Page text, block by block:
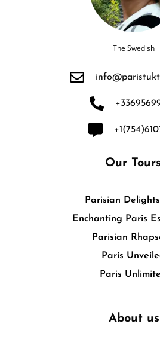
The Swedish
Our Tours
Parisian
Enchanting Paris
Parisian
Paris
Paris
About us